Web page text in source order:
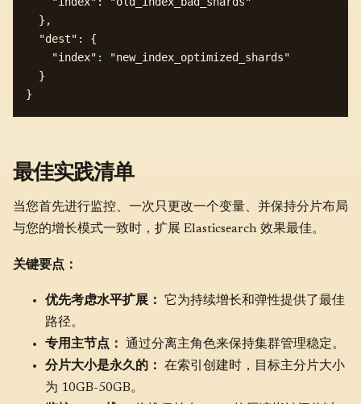
  },
  "dest": {
    "index": "new_index_optimized_shards"
  }
最佳实践清单
当您首先进行监控、一次只更改一个变量、并保持分片布局
与您的增长模式一致时，扩展 Elasticsearch 效果最佳。
关键要点：
优先考虑水平扩展：
它为持续增长和弹性提供了最佳
路径。
专用主节点：
通过分离主角色来保持集群管理稳定。
分片大小是永久的：
在索引创建时，目标主分片大小
为 10GB-50GB。